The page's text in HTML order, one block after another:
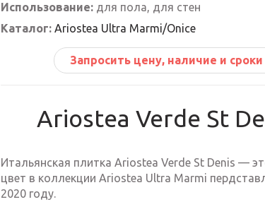
Использование:для пола, для стен
Каталог: Ariostea Ultra Marmi/Onice
Запросить цену, наличие и сроки
Ariostea Verde St
Итальянская плитка Ariostea Verde St Denis —
цвет в коллекции Ariostea Ultra Marmi
2020 году.